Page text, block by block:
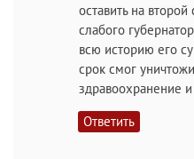
оставить на
слабого
всю историю его
срок смог
здравоохранение и
Ответить